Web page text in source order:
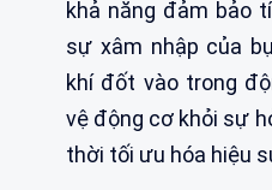
khả năng đảm bảo
sự xâm nhập của
khí đốt vào trong
vệ động cơ khỏi sự
thời tối ưu hóa hiệu